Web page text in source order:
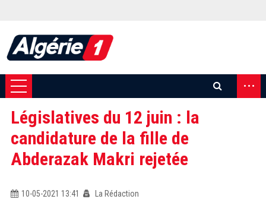
...
Législatives du 12 juin : la
candidature de la fille de
Abderazak Makri rejetée
10-05-2021 13:41
La Rédaction